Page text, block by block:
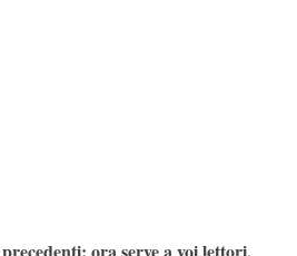
ora serve a voi lettori,